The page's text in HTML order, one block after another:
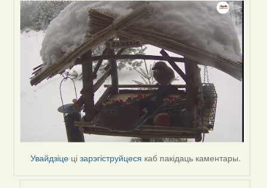
to
by
RobinZone
Увайдзіце цізарэгіструйцеся каб пакідаць каментары.